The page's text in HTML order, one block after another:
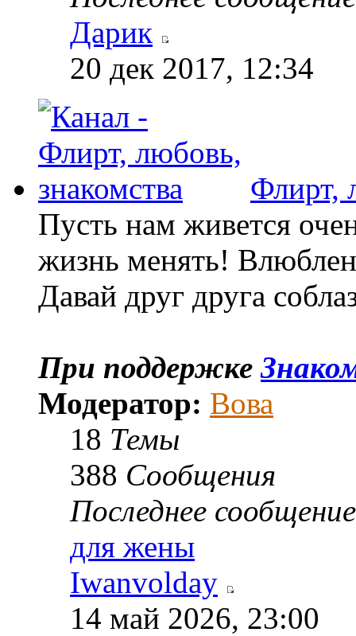
Дарик
20 дек 2017, 12:34
Флирт,
Пусть нам живется
жизнь менять!
Давай друг друга
При поддержке
Модератор: Вова
18 Темы
388 Сообщения
Последнее сообщение
для жены
Iwanvolday
14 май 2026, 23:00